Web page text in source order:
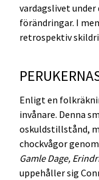
vardagslivet
förändringar. I
retrospektiv
Enligt en
invånare. Denna
oskuldstillstånd,
chockvågor
Gamle Dage,
uppehåller sig